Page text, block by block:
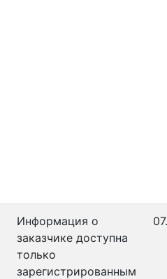
Информация о
заказчике доступна
только
зарегистрированным